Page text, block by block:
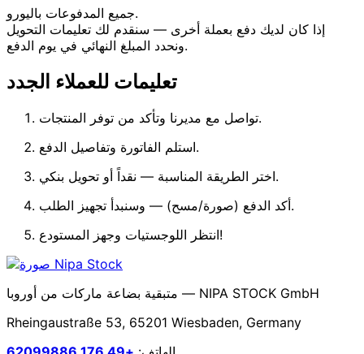
جميع المدفوعات باليورو.
إذا كان لديك دفع بعملة أخرى — سنقدم لك تعليمات التحويل
ونحدد المبلغ النهائي في يوم الدفع.
تعليمات للعملاء الجدد
تواصل مع مديرنا وتأكد من توفر المنتجات.
استلم الفاتورة وتفاصيل الدفع.
اختر الطريقة المناسبة — نقداً أو تحويل بنكي.
أكد الدفع (صورة/مسح) — وسنبدأ تجهيز الطلب.
انتظر اللوجستيات وجهز المستودع!
متبقية بضاعة ماركات من أوروبا — NIPA STOCK GmbH
Rheingaustraße 53, 65201 Wiesbaden, Germany